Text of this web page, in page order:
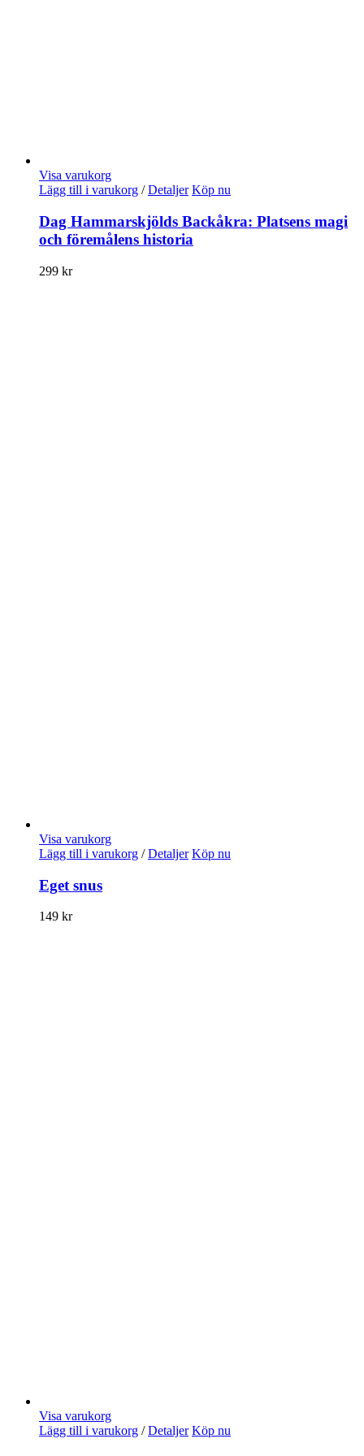
Visa varukorg
Lägg till i varukorg / Detaljer Köp nu
Dag Hammarskjölds Backåkra: Platsens magi
och föremålens historia
299 kr
Visa varukorg
Lägg till i varukorg / Detaljer Köp nu
Eget snus
149 kr
Visa varukorg
Lägg till i varukorg / Detaljer Köp nu